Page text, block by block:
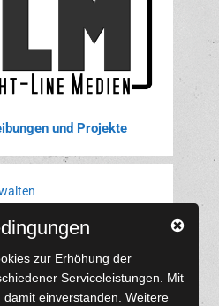
und Projekte
Pinterest
Instagram
X RSS-Feed
zur Erhöhung der
Serviceleistungen. Mit
einverstanden. Weitere